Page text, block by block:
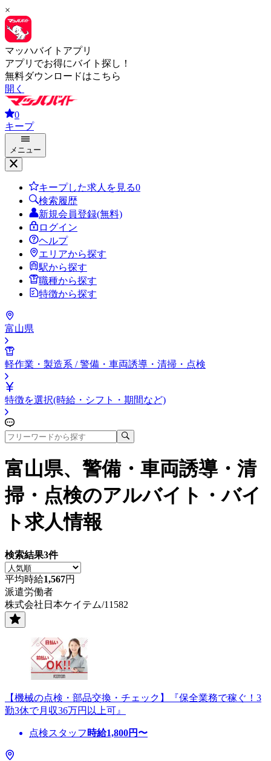
×
マッハバイトアプリ
アプリでお得にバイト探し！
無料ダウンロードはこちら
開く
0
キープ
メニュー
キープした求人を見る0
検索履歴
新規会員登録(無料)
ログイン
ヘルプ
エリアから探す
駅から探す
職種から探す
特徴から探す
富山県
軽作業・製造系 / 警備・車両誘導・清掃・点検
特徴を選択(時給・シフト・期間など)
富山県、警備・車両誘導・清
掃・点検のアルバイト・バイ
ト求人情報
検索結果3件
平均時給1,567円
派遣労働者
株式会社日本ケイテム/11582
【機械の点検・部品交換・チェック】『保全業務で稼ぐ！3
勤3休で月収36万円以上可』
点検スタッフ 時給1,800円〜